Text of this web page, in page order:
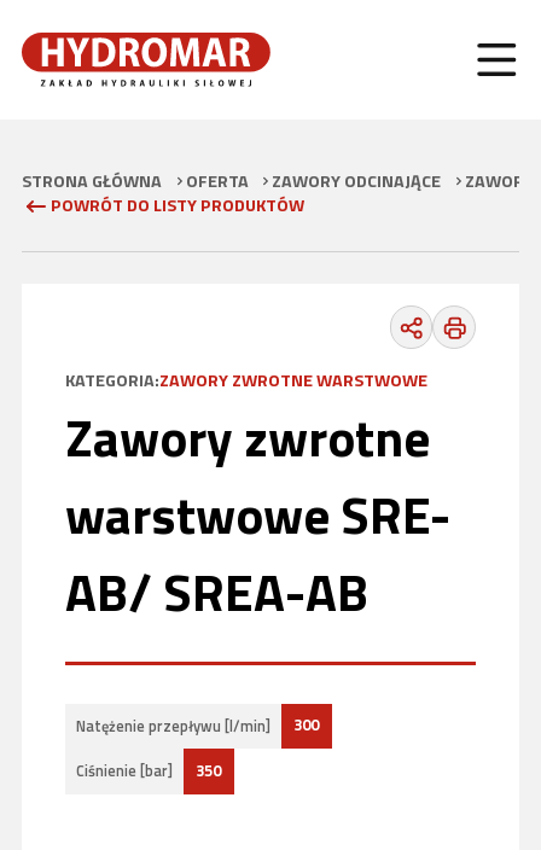
STRONA GŁÓWNA OFERTA ZAWORY ODCINAJĄCE
ZAWORY
POWRÓT DO LISTY PRODUKTÓW
KATEGORIA:ZAWORY ZWROTNE WARSTWOWE
Zawory zwrotne
warstwowe SRE-
AB/ SREA-AB
Natężenie przepływu [l/min]
300
Ciśnienie [bar]
350